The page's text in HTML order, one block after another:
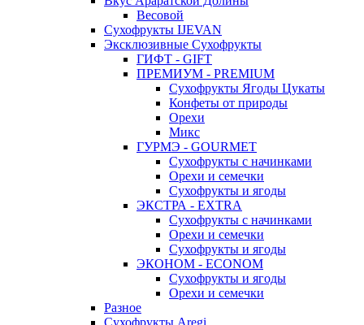
Весовой
Сухофрукты IJEVAN
Эксклюзивные Сухофрукты
ГИФТ - GIFT
ПРЕМИУМ - PREMIUM
Сухофрукты Ягоды Цукаты
Конфеты от природы
Орехи
Микс
ГУРМЭ - GOURMET
Сухофрукты с начинками
Орехи и семечки
Сухофрукты и ягоды
ЭКСТРА - EXTRA
Сухофрукты с начинками
Орехи и семечки
Сухофрукты и ягоды
ЭКОНОМ - ECONOM
Сухофрукты и ягоды
Орехи и семечки
Разное
Сухофрукты Aregi